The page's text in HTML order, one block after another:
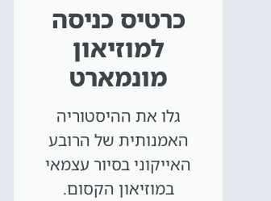
כרטיס כניסה
למוזיאון
מונמארט
גלו את ההיסטוריה
האמנותית של הרובע
האייקוני בסיור עצמאי
במוזיאון הקסום.